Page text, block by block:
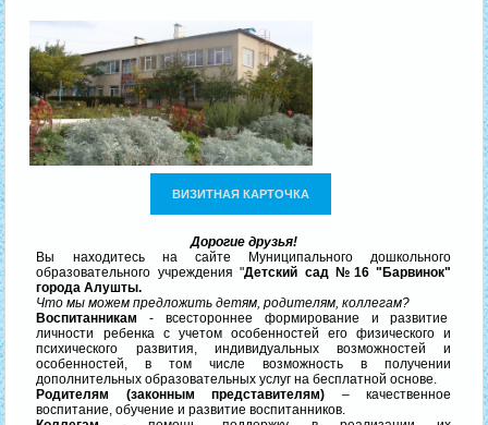
ВИЗИТНАЯ КАРТОЧКА
Дорогие друзья!
Вы находитесь на сайте Муниципального дошкольного
образовательного учреждения "Детский сад №16 "Барвинок"
города Алушты.
Что мы можем предложить детям, родителям, коллегам?
Воспитанникам
- всестороннее формирование и развитие
личности ребенка с учетом особенностей его физического и
психического развития, индивидуальных возможностей и
особенностей, в том числе возможность в получении
дополнительных образовательных услуг на бесплатной основе.
Родителям (законным представителям) – качественное
воспитание, обучение и развитие воспитанников.